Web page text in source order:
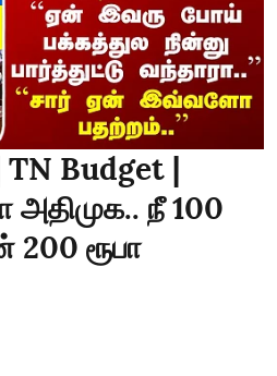
Budget |
அதிமுக.. நீ 100
200 ரூபா